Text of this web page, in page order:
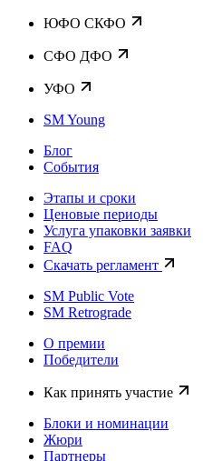
ЮФО СКФО
CФО ДФО
УФО
SM Young
Блог
События
Этапы и сроки
Ценовые периоды
Услуга упаковки заявки
FAQ
Скачать регламент
SM Public Vote
SM Retrograde
О премии
Победители
Как принять участие
Блоки и номинации
Жюри
Партнеры